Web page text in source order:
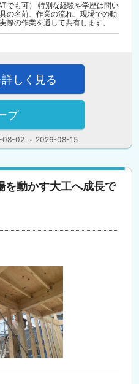
でも可） 特別な経験や学歴は問い
の名前、作業の流れ、現場での動
際の作業を通して共有します。
08-02 ～ 2026-08-15
しく見る
プ
を動かす大工へ成長で